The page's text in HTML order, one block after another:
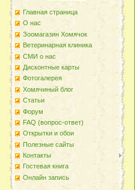
Главная страница
О наc
Зоомагазин Хомячок
Ветеринарная клиника
СМИ о нас
Дисконтные карты
Фотогалерея
Хомячиный блог
Статьи
Форум
FAQ (вопрос-ответ)
Открытки и обои
Полезные сайты
Контакты
Гостевая книга
Онлайн запись